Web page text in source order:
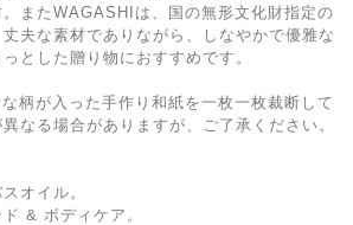
。またWAGASHIは、国の無形文化財指定の
丈夫な素材でありながら、しなやかで優雅な
とした贈り物におすすめです。
柄が入った手作り和紙を一枚一枚裁断して
なる場合がありますが、ご了承ください。
オイル。
& ボディケア。